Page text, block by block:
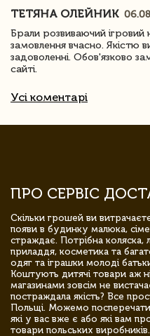
ТЕТЯНА ОЛЕЙНИК
Брали розвиваючий
замовлення вчасно. Якістю
задоволенні. Обов'язково
сайті.
Усі коментарі
ПРО СЕРВІС
Скільки грошей ви
появи в будинку малюка,
страждає. Потрібна коляска,
приладдя, косметика та
одяг та іграшки молоді
Коштують дитячі товари аж
магазинами зовсім не
постраждала якість? Все
Польщі. Можемо
які у вас вже є або які вам
товари польських